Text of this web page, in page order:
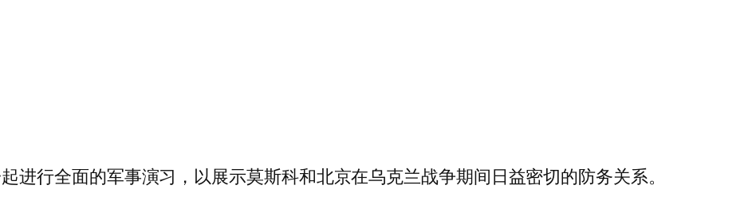
进行全面的军事演习，以展示莫斯科和北京在乌克兰战争期间日益密切的防务关系。